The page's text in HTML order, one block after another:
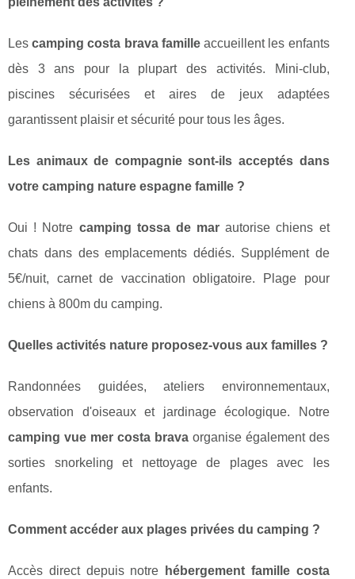
Lescamping costa brava familleaccueillent les enfants
dès 3 ans pour la plupart des activités. Mini-club,
piscines sécurisées et aires de jeux adaptées
garantissent plaisir et sécurité pour tous les âges.
Les animaux de compagnie sont-ils acceptés dans
votre camping nature espagne famille ?
Oui ! Notre camping tossa de mar autorise chiens et
chats dans des emplacements dédiés. Supplément de
5€/nuit, carnet de vaccination obligatoire. Plage pour
chiens à 800m du camping.
Quelles activités nature proposez-vous aux familles ?
Randonnées guidées, ateliers environnementaux,
observation d'oiseaux et jardinage écologique. Notre
camping vue mer costa bravaorganise également des
sorties snorkeling et nettoyage de plages avec les
enfants.
Comment accéder aux plages privées du camping ?
Accès direct depuis notre
hébergement famille costa